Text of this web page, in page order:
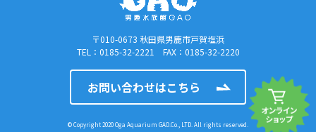
〒010-0673 秋田県男鹿市戸賀塩浜
TEL：0185-32-2221 FAX：0185-32-2220
お問い合わせはこちら
© Copyright 2020 Oga Aquarium GAO.Co., LTD. All rights reserved.